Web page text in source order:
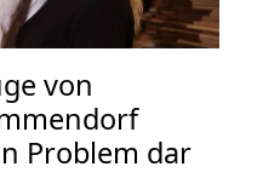
von
Problem dar